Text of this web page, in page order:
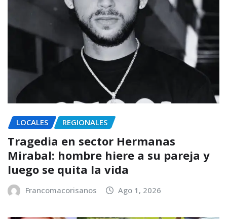
LOCALES REGIONALES
Tragedia en sector Hermanas
Mirabal: hombre hiere a su pareja y
luego se quita la vida
Francomacorisanos Ago 1, 2026